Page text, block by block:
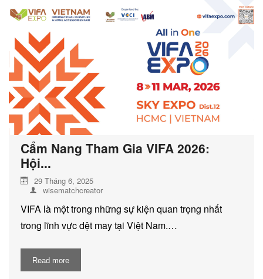
Cẩm Nang Tham Gia VIFA 2026:
Hội...
29 Tháng 6, 2025
wisematchcreator
VIFA là một trong những sự kiện quan trọng nhất
trong lĩnh vực dệt may tại Việt Nam.…
Read more
DỊCH VỤ KIỂM KÊ KHÍ THẢI NHÀ
KÍNH